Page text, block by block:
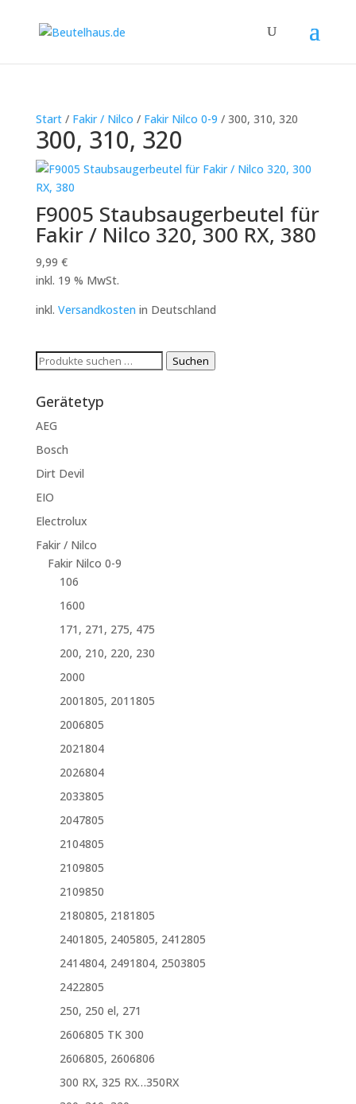
Start/ Fakir / Nilco / Fakir Nilco 0-9 / 300, 310, 320
300, 310, 320
F9005 Staubsaugerbeutel für
Fakir / Nilco 320, 300 RX, 380
9,99 €
inkl. 19 % MwSt.
inkl. Versandkosten in Deutschland
Suchen
Suchen
Gerätetyp
AEG
Bosch
Dirt Devil
EIO
Electrolux
Fakir / Nilco
Fakir Nilco 0-9
106
1600
171, 271, 275, 475
200, 210, 220, 230
2000
2001805, 2011805
2006805
2021804
2026804
2033805
2047805
2104805
2109805
2109850
2180805, 2181805
2401805, 2405805, 2412805
2414804, 2491804, 2503805
2422805
250, 250 el, 271
2606805 TK 300
2606805, 2606806
300 RX, 325 RX…350RX